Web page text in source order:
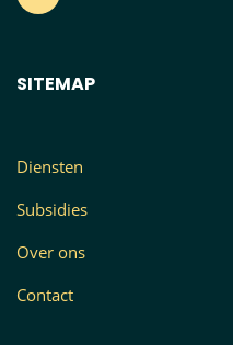
SITEMAP
Diensten
Subsidies
Over ons
Contact